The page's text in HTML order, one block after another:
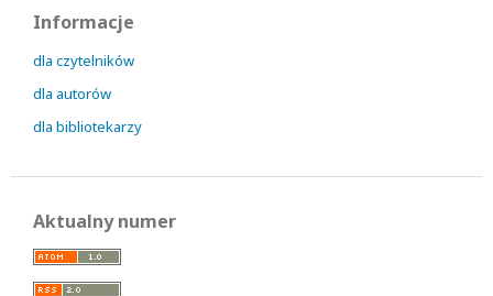
Informacje
dla czytelników
dla autorów
dla bibliotekarzy
Aktualny numer